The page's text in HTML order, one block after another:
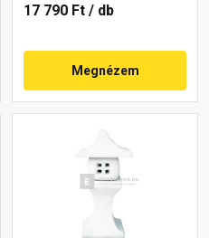
17 790 Ft / db
Megnézem